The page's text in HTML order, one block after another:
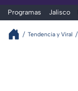
Programas Jalisco
Tendencia y Viral